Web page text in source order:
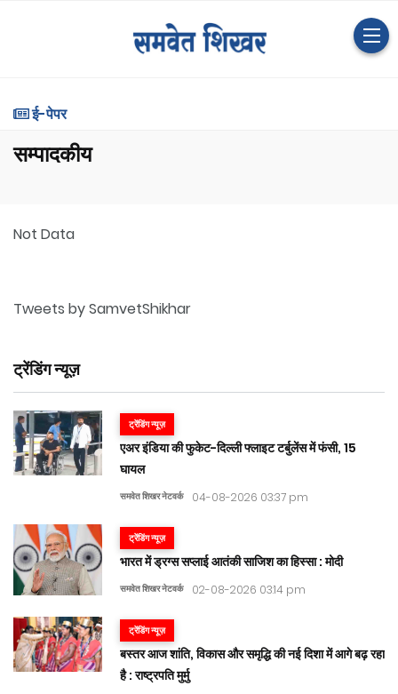
ई-पेपर
सम्पादकीय
Not Data
Tweets by SamvetShikhar
ट्रेंडिंग न्यूज़
ट्रेंडिंग न्यूज़
एअर इंडिया की फुकेट-दिल्ली फ्लाइट टर्बुलेंस में फंसी, 15
घायल
समवेत शिखर नेटवर्क 04-08-2026 03:37 pm
ट्रेंडिंग न्यूज़
भारत में ड्रग्स सप्लाई आतंकी साजिश का हिस्सा : मोदी
समवेत शिखर नेटवर्क 02-08-2026 03:14 pm
ट्रेंडिंग न्यूज़
बस्तर आज शांति, विकास और समृद्धि की नई दिशा में आगे बढ़ रहा
है : राष्ट्रपति मुर्मु